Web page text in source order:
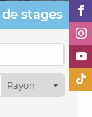
stages
Rayon